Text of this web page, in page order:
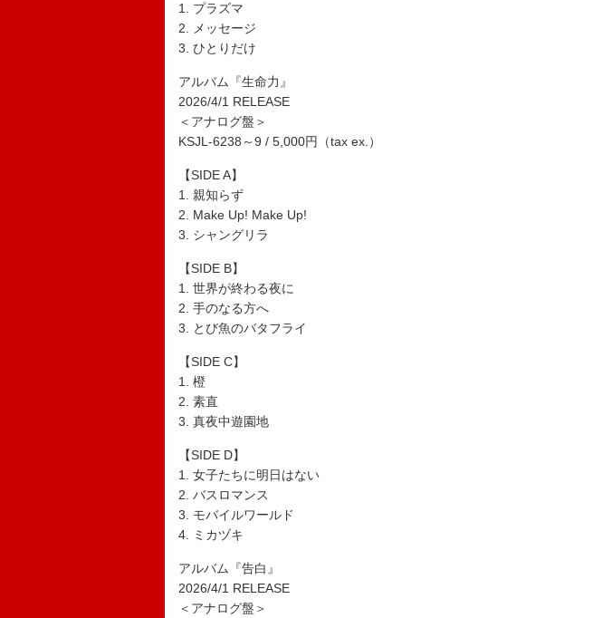
1. プラズマ
2. メッセージ
3. ひとりだけ
アルバム『生命力』
2026/4/1 RELEASE
＜アナログ盤＞
KSJL-6238～9 / 5,000円（tax ex.）
【SIDE A】
1. 親知らず
2. Make Up! Make Up!
3. シャングリラ
【SIDE B】
1. 世界が終わる夜に
2. 手のなる方へ
3. とび魚のバタフライ
【SIDE C】
1. 橙
2. 素直
3. 真夜中遊園地
【SIDE D】
1. 女子たちに明日はない
2. バスロマンス
3. モバイルワールド
4. ミカヅキ
アルバム『告白』
2026/4/1 RELEASE
＜アナログ盤＞